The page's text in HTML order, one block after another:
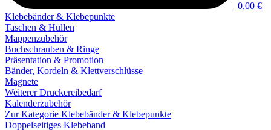
0,00 €
Klebebänder & Klebepunkte
Taschen & Hüllen
Mappenzubehör
Buchschrauben & Ringe
Präsentation & Promotion
Bänder, Kordeln & Klettverschlüsse
Magnete
Weiterer Druckereibedarf
Kalenderzubehör
Zur Kategorie Klebebänder & Klebepunkte
Doppelseitiges Klebeband